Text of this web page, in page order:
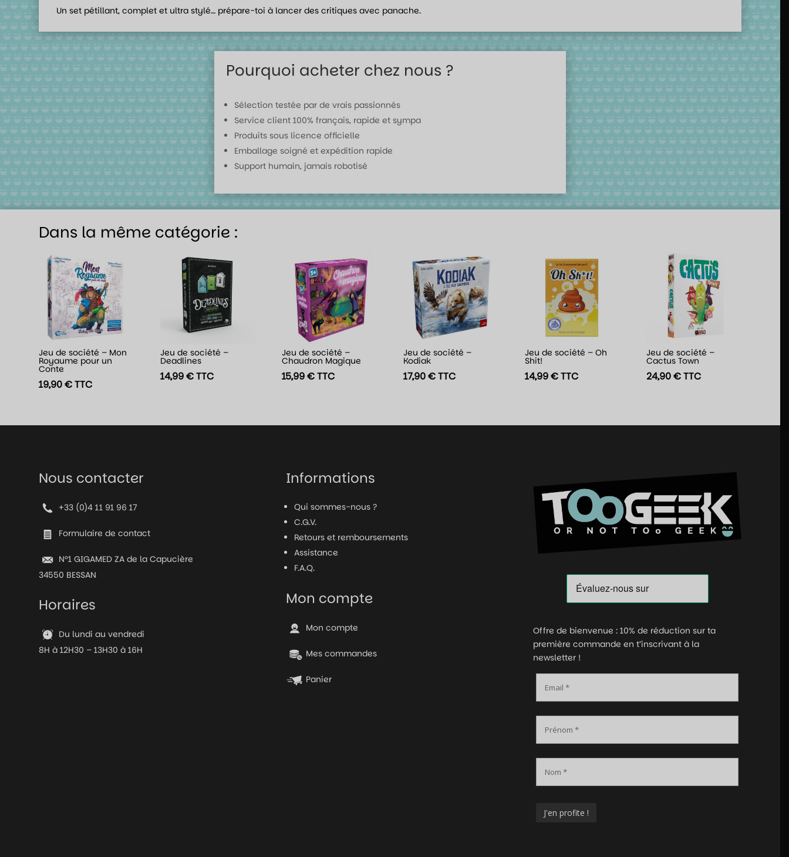
Un set pétillant, complet et ultra stylé… prépare-toi à lancer des critiques avec panache.
Pourquoi acheter chez nous ?
Sélection testée par de vrais passionnés
Service client 100% français, rapide et sympa
Produits sous licence officielle
Emballage soigné et expédition rapide
Support humain, jamais robotisé
Dans la même catégorie :
Jeu de société – Mon
Royaume pour un
Conte
19,90€TTC
Jeu de société –
Deadlines
14,99€TTC
Jeu de société –
Chaudron Magique
15,99€TTC
Jeu de société –
Kodiak
17,90€TTC
Jeu de société – Oh
Shit!
14,99€TTC
Jeu de société –
Cactus Town
24,90€TTC
Nous contacter
+33 (0)4 11 91 96 17
Formulaire de contact
N°1 GIGAMED ZA de la Capucière
34550 BESSAN
Horaires
Du lundi au vendredi
8H à 12H30 – 13H30 à 16H
Informations
Qui sommes-nous ?
C.G.V.
Retours et remboursements
Assistance
F.A.Q.
Mon compte
Mon compte
Mes commandes
Panier
Offre de bienvenue : 10% de réduction sur ta
première commande en t’inscrivant à la
newsletter !